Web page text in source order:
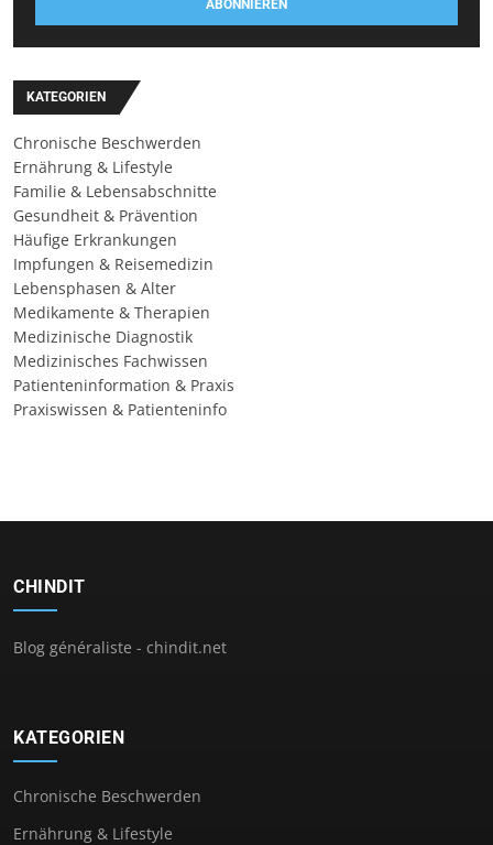
ABONNIEREN
KATEGORIEN
Chronische Beschwerden
Ernährung & Lifestyle
Familie & Lebensabschnitte
Gesundheit & Prävention
Häufige Erkrankungen
Impfungen & Reisemedizin
Lebensphasen & Alter
Medikamente & Therapien
Medizinische Diagnostik
Medizinisches Fachwissen
Patienteninformation & Praxis
Praxiswissen & Patienteninfo
CHINDIT
Blog généraliste - chindit.net
KATEGORIEN
Chronische Beschwerden
Ernährung & Lifestyle